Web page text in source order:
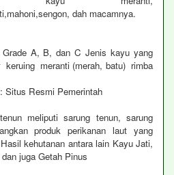
dah macamnya.
Grade A, B, dan C Jenis kayu yang
meranti (merah, batu) rimba
Situs Resmi Pemerintah
meliputi sarung tenun, sarung
produk perikanan laut yang
kehutanan antara lain Kayu Jati,
juga Getah Pinus